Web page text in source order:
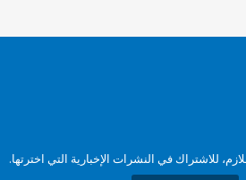
للاشتراك في النشرات الإخبارية التي اخترتها.